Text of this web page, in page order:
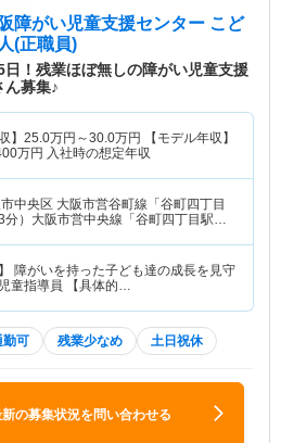
障がい児童支援センター こど
(正職員)
日！残業ほぼ無しの障がい児童支援
ん募集♪
】 25.0万円～30.0万円
【モデル年収】
万円 入社時の想定年収
中央区 大阪市営谷町線「谷町四丁目
分）大阪市営中央線「谷町四丁目駅」
】 障がいを持った子ども達の成長を見守
童指導員 【具体的…
勤可 残業少なめ 土日祝休
の募集状況を問い合わせる